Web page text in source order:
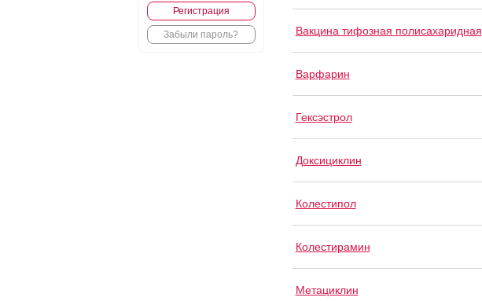
Регистрация
Забыли пароль? Вакцина тифозная полисахаридная
Варфарин
Гексэстрол
Доксициклин
Колестипол
Колестирамин
Метациклин